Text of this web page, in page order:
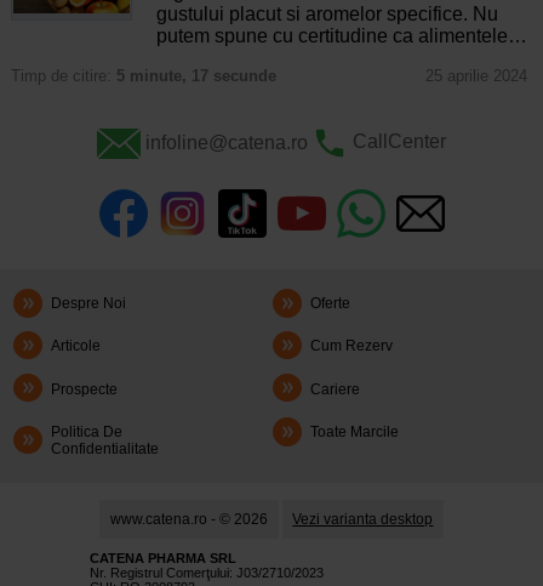
gustului placut si aromelor specifice. Nu
putem spune cu certitudine ca alimentele…
Timp de citire: 5 minute, 17 secunde 25 aprilie 2024
infoline@catena.ro CallCenter
Despre Noi Oferte
Articole Cum Rezerv
Prospecte Cariere
Politica De
Confidentialitate
Toate Marcile
www.catena.ro - © 2026 Vezi varianta desktop
CATENA PHARMA SRL
Nr. Registrul Comerţului: J03/2710/2023